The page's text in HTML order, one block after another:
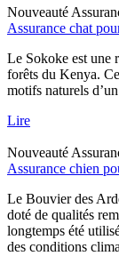
Nouveauté
Assurance chat
Le Sokoke est une
forêts du Kenya.
motifs naturels
Lire
Nouveauté
Assurance chien
Le Bouvier des
doté de qualités
longtemps été
des conditions